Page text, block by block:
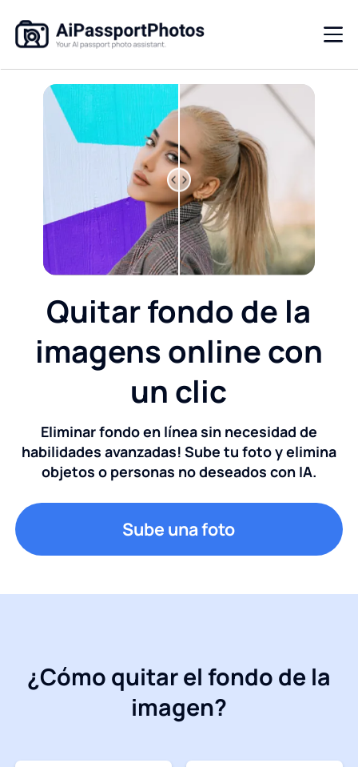
Quitar fondo de la
imagens online con
un clic
Eliminar fondo en línea sin necesidad de
habilidades avanzadas! Sube tu foto y elimina
objetos o personas no deseados con IA.
Sube una foto
¿Cómo quitar el fondo de la
imagen?